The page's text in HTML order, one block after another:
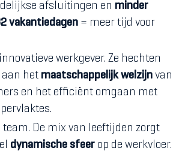
afsluitingen en minder
vakantiedagen = meer tijd voor
werkgever. Ze hechten
aan het maatschappelijk welzijn van
en het efficiënt omgaan met
team. De mix van leeftijden zorgt
dynamische sfeer op de werkvloer.